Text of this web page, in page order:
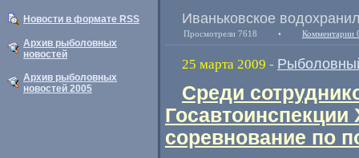
Новости в формате RSS
Архив рыболовных
новостей
Архив рыболовных
новостей 2005
Иваньковское
Просмотрели 7618 • Комментарии
25 марта 2009 -
Среди
соревнование по